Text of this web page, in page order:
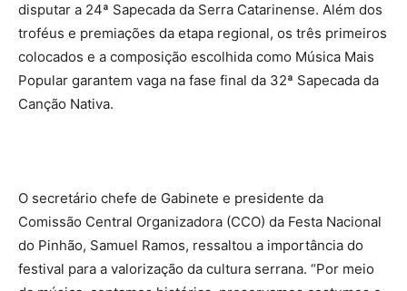
disputar a 24ª Sapecada da Serra Catarinense. Além dos
troféus e premiações da etapa regional, os três primeiros
colocados e a composição escolhida como Música Mais
Popular garantem vaga na fase final da 32ª Sapecada da
Canção Nativa.
O secretário chefe de Gabinete e presidente da
Comissão Central Organizadora (CCO) da Festa Nacional
do Pinhão, Samuel Ramos, ressaltou a importância do
festival para a valorização da cultura serrana. “Por meio